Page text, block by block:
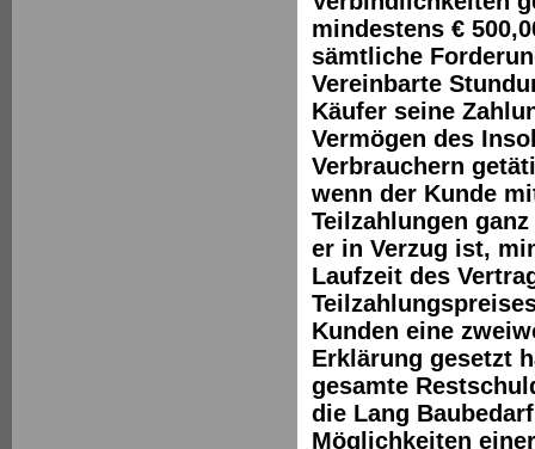
mindestens €
sämtliche
Vereinbarte
Käufer seine
Vermögen des
Verbrauchern
wenn der Kunde
Teilzahlungen
er in Verzug ist,
Laufzeit des
Kunden eine
Erklärung gesetzt
gesamte
die Lang
Möglichkeiten